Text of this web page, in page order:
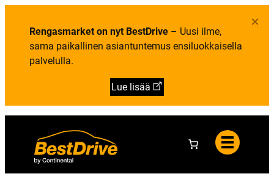
Rengasmarket on nyt BestDrive – Uusi ilme,
sama paikallinen asiantuntemus ensiluokkaisella
palvelulla.
Lue lisää
×
i
t
e
l
u
t